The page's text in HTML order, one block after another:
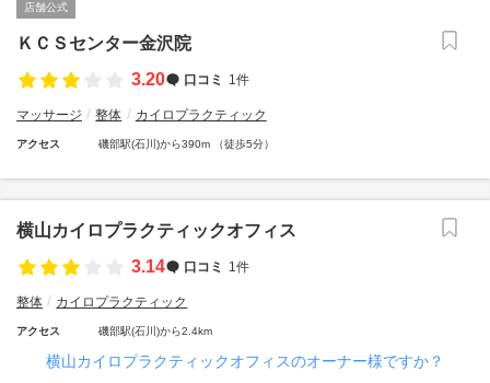
店舗公式
ＫＣＳセンター金沢院
3.20
口コミ 1件
マッサージ 整体 カイロプラクティック
アクセス 磯部駅(石川)から390m （徒歩5分）
横山カイロプラクティックオフィス
3.14
口コミ 1件
整体 カイロプラクティック
アクセス 磯部駅(石川)から2.4km
横山カイロプラクティックオフィスのオーナー様ですか？